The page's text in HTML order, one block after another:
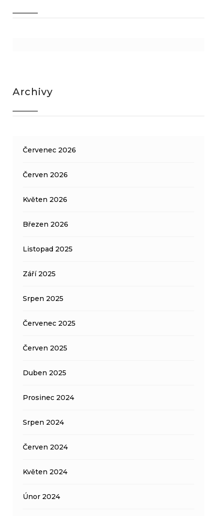
Archivy
Červenec 2026
Červen 2026
Květen 2026
Březen 2026
Listopad 2025
Září 2025
Srpen 2025
Červenec 2025
Červen 2025
Duben 2025
Prosinec 2024
Srpen 2024
Červen 2024
Květen 2024
Únor 2024